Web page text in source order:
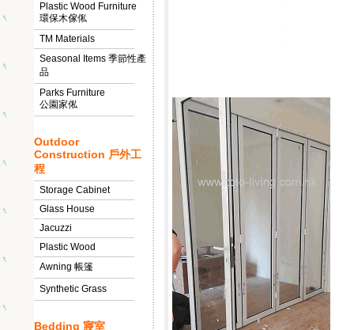
Plastic Wood Furniture
環保木傢俬
TM Materials
Seasonal Items 季節性產
品
Parks Furniture
公園家俬
Outdoor
Construction 戶外工
程
Storage Cabinet
Glass House
Jacuzzi
Plastic Wood
Awning 帳篷
Synthetic Grass
Bedding 寢室